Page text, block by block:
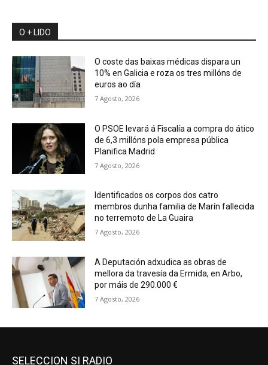
O + LIDO
O coste das baixas médicas dispara un
10% en Galicia e roza os tres millóns de
euros ao día
7 Agosto, 2026
O PSOE levará á Fiscalía a compra do ático
de 6,3 millóns pola empresa pública
Planifica Madrid
7 Agosto, 2026
Identificados os corpos dos catro
membros dunha familia de Marín fallecida
no terremoto de La Guaira
7 Agosto, 2026
A Deputación adxudica as obras de
mellora da travesía da Ermida, en Arbo,
por máis de 290.000 €
7 Agosto, 2026
SELECCION SI RADIO